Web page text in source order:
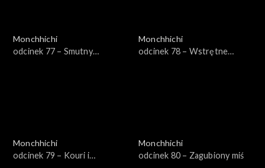
Monchhichi
odcinek 77 – Smutny
Monchhichi
odcinek 78 – Wstrętne
Monchhichi
odcinek 79 – Kouri i
Monchhichi
odcinek 80 – Zagubiony miś